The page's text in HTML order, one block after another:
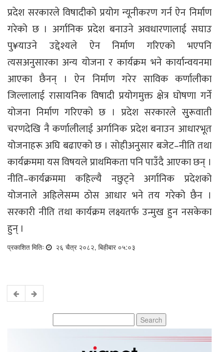
प्रदेश सरकारले विषादीको प्रयोग न्यूनीकरण गर्न ऐन निर्माण
गरेको छ । अर्गानिक प्रदेश बनाउने अवधारणालाई सघाउ
पु¥याउने उद्देश्यले ऐन निर्माण गरिएको भएपनि
त्यसअनुसारका अन्य योजना र कार्यक्रम भने कार्यान्वयनमा
आएका छैनन् । ऐन निर्माण गरेर साविक कर्णालीका
जिल्लालाई रासायनिक विषादी प्रयोगमुक्त क्षेत्र घोषणा गर्ने
योजना निर्माण गरिएको छ । प्रदेश सरकारले सुुरूवाती
चरणदेखि नै कर्णालीलाई अर्गानिक प्रदेश बनाउन आधारभूत
योजनाहरू अघि बढाएको छ । सोहीअनुसार बजेट–नीति तथा
कार्यक्रममा यस विषयले प्राथमिकता पनि पाउँदै आएका छन् ।
नीति–कार्यक्रममा कहिल्यै नछुट्ने अर्गानिक प्रदेशको
योजनाले अहिलेसम्म ठोस आधार भने तय गरेको छैन ।
सरकारी नीति तथा कार्यक्रम लक्ष्यतर्फ उन्मुख हुन नसकेका
हुन् ।
प्रकाशित मितिः २६ चैत्र २०८२, बिहीबार ०५:०३
for: